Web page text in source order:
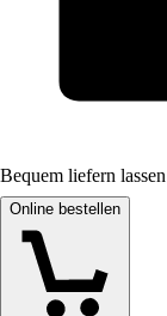
Bequem liefern lassen
Online bestellen